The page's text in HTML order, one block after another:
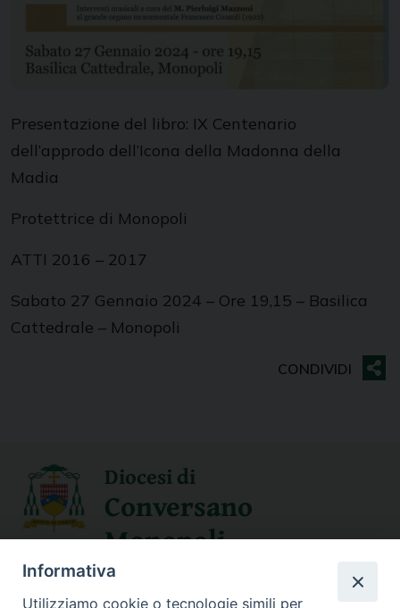
Presentazione del libro: IX Centenario
dell’approdo dell’Icona della Madonna della
Madia
Protettrice di Monopoli
ATTI 2016 – 2017
Sabato 27 Gennaio 2024 – Ore 19,15 – Basilica
Cattedrale – Monopoli
Diocesi di
Conversano
Monopoli
SEGUICI SU
Informativa
Utilizziamo cookie o tecnologie simili per